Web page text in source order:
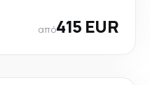
από415 EUR